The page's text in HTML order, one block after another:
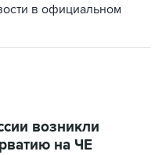
в официальном
возникли
на ЧЕ